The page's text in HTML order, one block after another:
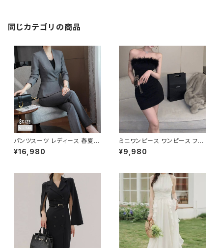
ント フォーマル ブラック アイボ
リー 大きいサイズ きれいめ ドレ
ァッション オフィスカジュアル 韓
国風 キャバドレス ナイトドレス
ナイトワンピ カジュアル 10代 2
0代 30代 40代 C-OSS0126
同じカテゴリの商品
パンツスーツ レディース 春夏
秋冬 春 夏 秋 冬 黒 紺 スーツ
上下セット 2点セット ジャケット
ビジネススーツ ロング パンツス
ーツ ロングパンツ ペプラム ノー
カラースーツ ペプラムジャケット
レディーススーツ 大きいサイズ
オフィス OL オフィスカジュアル
ビジネス 結婚式 パーティー お
呼ばれ ブラック ネイビー グレ
ー S M L XL 2XL 3XL 4XL 5
XL 10代 20代 30代 40代 C-
WAW1079
¥16,980
ミニワンピース ワンピース フェ
ザーデザイン タイトワンピース
チューブトップ レディース 春夏
ワンピドレス OL エレガント フ
ォーマル ブラック ボルドー ホワ
イト 大きいサイズ きれいめ ドレ
スワンピース お呼ばれ 韓国 フ
ァッション オフィスカジュアル 韓
国風 キャバドレス ナイトドレス
ナイトワンピ カジュアル 10代 2
0代 30代 40代 C-OSS0127
¥9,980